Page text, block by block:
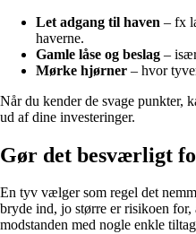
Let adgang til haven – fx
haverne.
Gamle låse og beslag –
Mørke hjørner – hvor
Når du kender de svage punkter,
ud af dine investeringer.
Gør det besværligt
En tyv vælger som regel det
bryde ind, jo større er risikoen
modstanden med nogle enkle